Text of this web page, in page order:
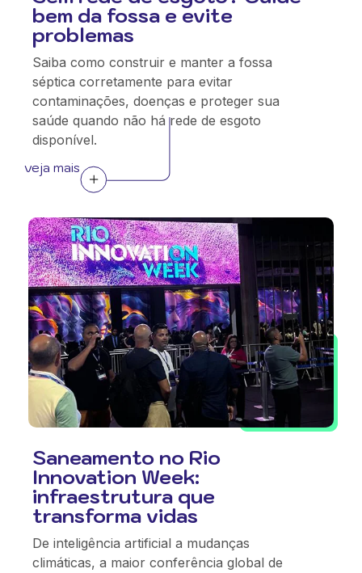
bem da fossa e evite
problemas
Saiba como construir e manter a fossa
séptica corretamente para evitar
contaminações, doenças e proteger sua
saúde quando não há rede de esgoto
disponível.
veja mais
Saneamento no Rio
Innovation Week:
infraestrutura que
transforma vidas
De inteligência artificial a mudanças
climáticas, a maior conferência global de